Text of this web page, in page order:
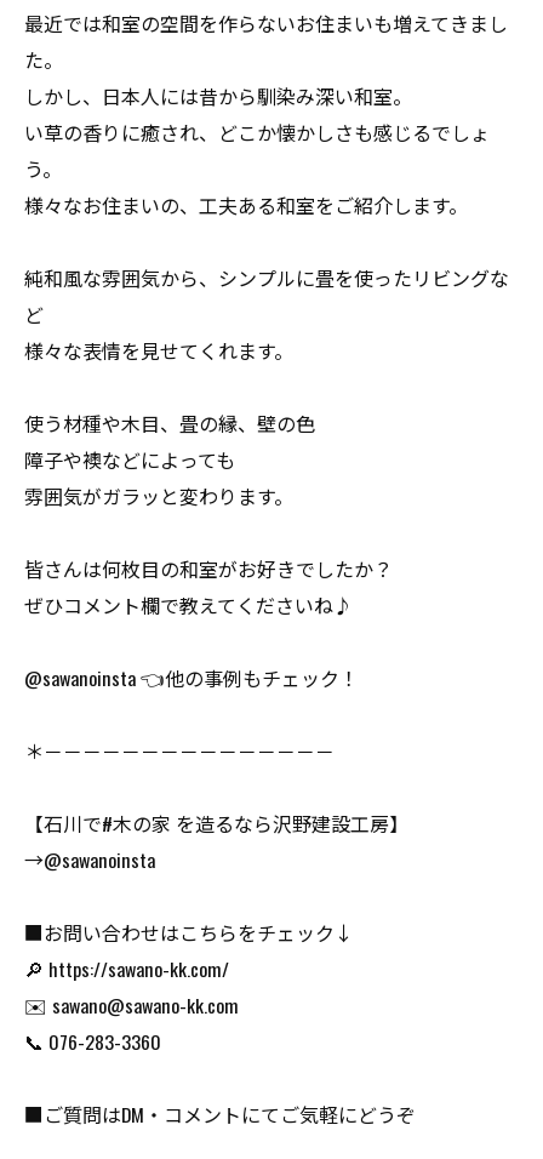
最近では和室の空間を作らないお住まいも増えてきまし
た。
しかし、日本人には昔から馴染み深い和室。
い草の香りに癒され、どこか懐かしさも感じるでしょ
う。
様々なお住まいの、工夫ある和室をご紹介します。
純和風な雰囲気から、シンプルに畳を使ったリビングな
ど
様々な表情を見せてくれます。
使う材種や木目、畳の縁、壁の色
障子や襖などによっても
雰囲気がガラッと変わります。
皆さんは何枚目の和室がお好きでしたか？
ぜひコメント欄で教えてくださいね♪
@sawanoinsta 👈他の事例もチェック！
＊－－－－－－－－－－－－－－－
【石川で#木の家 を造るなら沢野建設工房】
→@sawanoinsta
■お問い合わせはこちらをチェック↓
🔎 https://sawano-kk.com/
✉️ sawano@sawano-kk.com
📞 076-283-3360
■ご質問はDM・コメントにてご気軽にどうぞ